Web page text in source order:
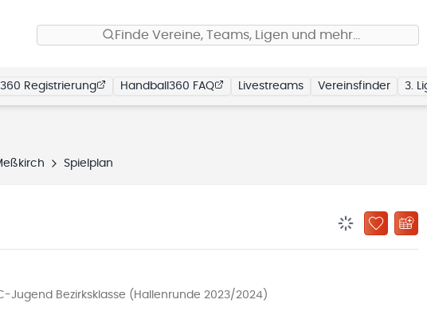
Finde Vereine, Teams, Ligen und mehr…
Registrierung Handball360 FAQ Livestreams Vereinsfinder 3.
Spielplan
ZU
Bezirksklasse (Hallenrunde 2023/2024)